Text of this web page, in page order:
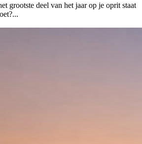
grootste deel van het jaar op je oprit staat